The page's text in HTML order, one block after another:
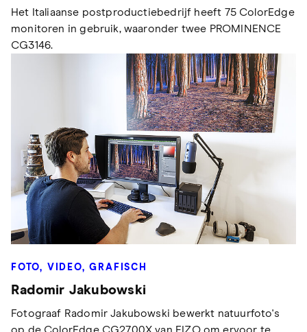
Het Italiaanse postproductiebedrijf heeft 75 ColorEdge
monitoren in gebruik, waaronder twee PROMINENCE
CG3146.
FOTO, VIDEO, GRAFISCH
Radomir Jakubowski
Fotograaf Radomir Jakubowski bewerkt natuurfoto's
op de ColorEdge CG2700X van EIZO om ervoor te